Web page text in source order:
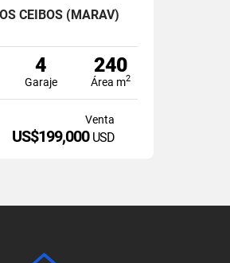
CEIBOS (MARAV)
4
Garaje
240
Área m2
Venta
US$199,000 USD